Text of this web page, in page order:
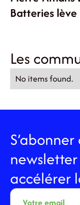
Batteries
Les
No items found.
accélérer